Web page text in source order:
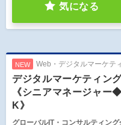
気になる
NEW Web・デジタルマーケテ
デジタルマーケティン
《シニアマネージャー
K》
グローバルIT・コンサルティング